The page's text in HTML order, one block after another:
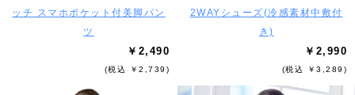
ッチ スマホポケット付美脚パン
ツ
￥2,490
(税込 ￥2,739)
2WAYシューズ(冷感素材中敷付
き)
￥2,990
(税込 ￥3,289)